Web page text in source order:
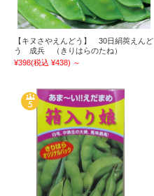
【キヌさやえんどう】 30日絹莢えんど
う 成兵 （きりはらのたね）
¥398(税込 ¥438) ～